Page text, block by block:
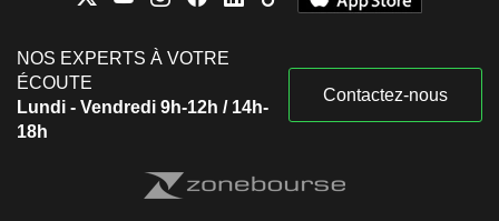
NOS EXPERTS À VOTRE
ÉCOUTE
Lundi - Vendredi 9h-12h / 14h-
18h
Contactez-nous